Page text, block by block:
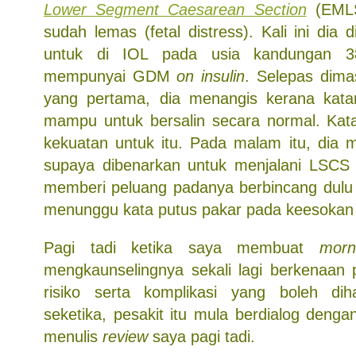
Lower Segment Caesarean Section
sudah lemas (fetal distress). Kali ini dia
untuk di IOL pada usia kandungan
mempunyai GDMon insulin. Selepas
yang pertama, dia menangis kerana
mampu untuk bersalin secara normal.
kekuatan untuk itu. Pada malam itu, dia
supaya dibenarkan untuk menjalani
memberi peluang padanya berbincang
menunggu kata putus pakar pada
Pagi tadi ketika saya membuat
mengkaunselingnya sekali lagi berkenaan
risiko serta komplikasi yang boleh
seketika, pesakit itu mula berdialog
menulis reviewsaya pagi tadi.